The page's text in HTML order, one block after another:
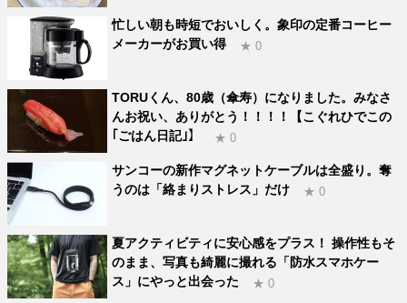
忙しい朝も時短でおいしく。象印の定番コーヒー
メーカーがお買い得
★ 0
TORUくん、80歳（傘寿）になりました。みなさ
んお祝い、ありがとう！！！！【こぐれひでこの
｢ごはん日記｣】
★ 0
サンコーの新作マグネットケーブルは全盛り。奪
うのは「絡まりストレス」だけ
★ 0
夏アクティビティに安心感をプラス！ 操作性もそ
のまま、写真も綺麗に撮れる「防水スマホケー
ス」にやっと出会った
★ 0